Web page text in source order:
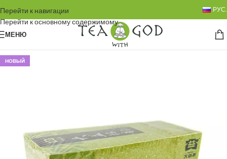
Перейти к навигации
Перейти к основному содержимому
РУС.
МЕНЮ
НОВЫЙ